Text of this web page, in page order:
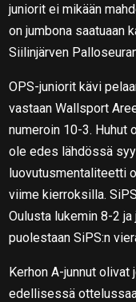
juniorit ei mikään
on jumbona saatuaan
Siilinjärven
OPS-juniorit kävi
vastaan Wallsport
numeroin 10-3. Huhut
ole edes lähdössä
luovutusmentaliteetti
viime kierroksilla.
Oulusta lukemin 8-2
puolestaan SiPS:n
Kerhon A-junnut
edellisessä